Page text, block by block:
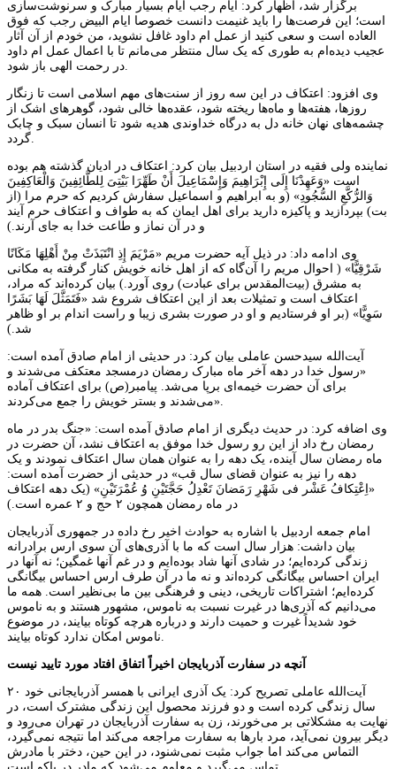
برگزار شد، اظهار کرد: ایام رجب ایام بسیار مبارک و سرنوشت‌سازی
است؛ این فرصت‌ها را باید غنیمت دانست خصوصا ایام البیض رجب که فوق
العاده است و سعی کنید از عمل ام داود غافل نشوید، من خودم از آن آثار
عجیب دیده‌ام به طوری که یک سال منتظر می‌مانم تا با اعمال عمل ام داود
وی افزود: اعتکاف در این سه روز از سنت‌های مهم اسلامی است تا زنگار
روزها، هفته‌ها و ماه‌ها ریخته شود، عقده‌ها خالی شود، گوهرهای اشک از
چشمه‌های نهان خانه دل به درگاه خداوندی هدیه شود تا انسان سبک و چابک
نماینده ولی فقیه در استان اردبیل بیان کرد: اعتکاف در ادیان گذشته هم بوده
است «وَعَهِدْنَا إِلَى إِبْرَاهِیمَ وَإِسْمَاعِیلَ أَنْ طَهِّرَا بَیْتِیَ لِلطَّائِفِینَ وَالْعَاکِفِینَ
وَالرُّکَّعِ السُّجُودِ» (و به ابراهیم و اسماعیل سفارش کردیم که حرم مرا (از
بت) بپردازید و پاکیزه دارید برای اهل ایمان که به طواف و اعتکاف حرم آیند
و در آن نماز و طاعت خدا به جای آرند.)
وی ادامه داد: در ذیل آیه حضرت مریم «مَرْیَمَ إِذِ انْتَبَذَتْ مِنْ أَهْلِهَا مَکَانًا
شَرْقِیًّا» ( احوال مریم را آن‌گاه که از اهل خانه خویش کنار گرفته به مکانی
به مشرق (بیت‌المقدس برای عبادت) روی آورد.) بیان کرده‌اند که مراد،
اعتکاف است و تمثیلات بعد از این اعتکاف شروع شد «فَتَمَثَّلَ لَهَا بَشَرًا
سَوِیًّا» (بر او فرستادیم و او در صورت بشری زیبا و راست اندام بر او ظاهر
شد.)
آیت‌الله سیدحسن عاملی بیان کرد: در حدیثی از امام صادق آمده است:
«رسول خدا در دهه آخر ماه مبارک رمضان درمسجد معتکف می‌شدند و
برای آن حضرت خیمه‌ای برپا می‌شد. پیامبر(ص) برای اعتکاف آماده
می‌شدند و بستر خویش را جمع می‌کردند».
وی اضافه کرد: در حدیث دیگری از امام صادق آمده است: «جنگ بدر در ماه
رمضان رخ داد از این رو رسول خدا موفق به اعتکاف نشد، آن حضرت در
ماه رمضان سال آینده، یک دهه را به عنوان همان سال اعتکاف نمودند و یک
دهه را نیز به عنوان قضای سال قب» در حدیثی از حضرت آمده است:
«اِعْتِکافُ عَشْر فى شَهْرِ رَمَضانَ تَعْدِلُ حَجَّتَیْنِ وُ عُمْرَتَیْنِ» (یک دهه اعتکاف
در ماه رمضان همچون ۲ حج و ۲ عمره است.)
امام جمعه اردبیل با اشاره به حوادث اخیر رخ داده در جمهوری آذربایجان
بیان داشت: هزار سال است که ما با آذری‌های آن سوی ارس برادرانه
زندگی کرده‌ایم؛ در شادی آنها شاد بوده‌ایم و در غم آنها غمگین؛ نه آنها در
ایران احساس بیگانگی کرده‌اند و نه ما در آن طرف ارس احساس بیگانگی
کرده‌ایم؛ اشتراکات تاریخی، دینی و فرهنگی بین ما بی‌نظیر است. همه ما
می‌دانیم که آذری‌ها در غیرت نسبت به ناموس، مشهور هستند و به ناموس
خود شدیداً غیرت و حمیت دارند و درباره هرچه کوتاه بیایند، در موضوع
آنچه در سفارت آذربایجان اخیراً اتفاق افتاد مورد تایید نیست
آیت‌الله عاملی تصریح کرد: یک آذری ایرانی با همسر آذربایجانی خود ۲۰
سال زندگی کرده است و دو فرزند محصول این زندگی مشترک است، در
نهایت به مشکلاتی بر می‌خورند، زن به سفارت آذربایجان در تهران می‌رود و
دیگر بیرون نمی‌آید، مرد بارها به سفارت مراجعه می‌کند اما نتیجه نمی‌گیرد،
التماس می‌کند اما جواب مثبت نمی‌شنود، در این حین، دختر با مادرش